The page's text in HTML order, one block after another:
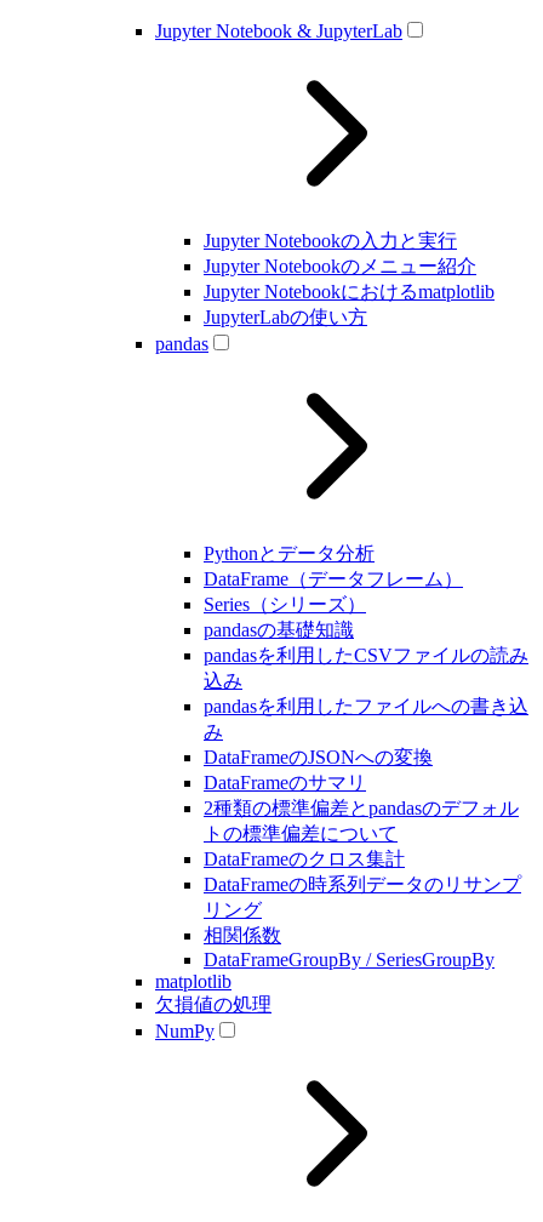
Jupyter Notebook & JupyterLab
Jupyter Notebookの入力と実行
Jupyter Notebookのメニュー紹介
Jupyter Notebookにおけるmatplotlib
JupyterLabの使い方
pandas
Pythonとデータ分析
DataFrame（データフレーム）
Series（シリーズ）
pandasの基礎知識
pandasを利用したCSVファイルの読み
込み
pandasを利用したファイルへの書き込
み
DataFrameのJSONへの変換
DataFrameのサマリ
2種類の標準偏差とpandasのデフォル
トの標準偏差について
DataFrameのクロス集計
DataFrameの時系列データのリサンプ
リング
相関係数
DataFrameGroupBy / SeriesGroupBy
matplotlib
欠損値の処理
NumPy